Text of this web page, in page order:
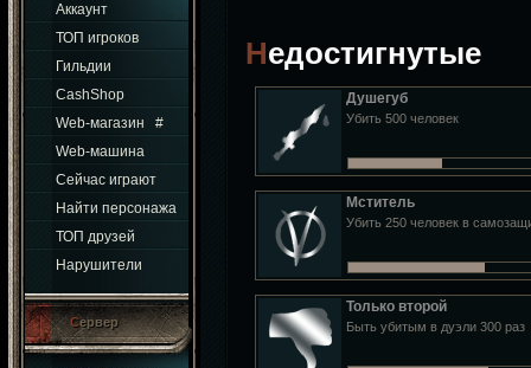
Аккаунт
ТОП игроков
Гильдии
CashShop
Web-магазин
#
Web-машина
Сейчас играют
Найти персонажа
ТОП друзей
Нарушители
Сервер
Недостигнутые
Душегуб
Убить 500 человек
Мститель
Убить 250 человек в
Только второй
Быть убитым в дуэли 300 раз